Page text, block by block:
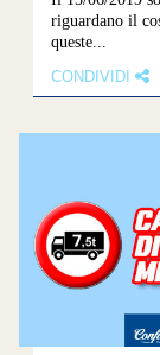
riguardano il
queste...
CONDIVIDI